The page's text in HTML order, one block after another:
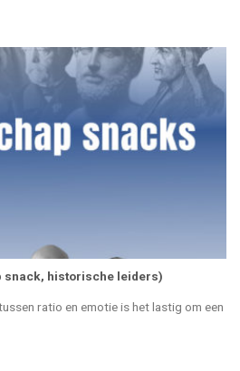
snack, historische leiders)
ratio en emotie is het lastig om een